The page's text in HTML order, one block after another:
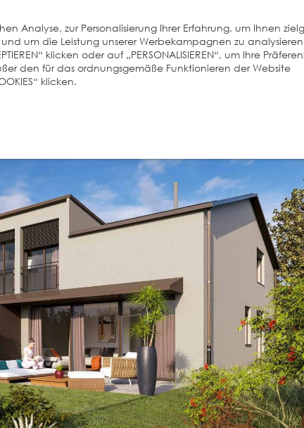
Analyse, zur Personalisierung Ihrer Erfahrung, um Ihnen
um die Leistung unserer Werbekampagnen zu
klicken oder auf „PERSONALISIEREN“, um Ihre
den für das ordnungsgemäße Funktionieren der Website
klicken.